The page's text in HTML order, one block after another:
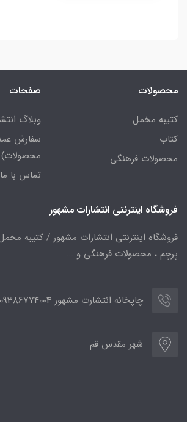
محصولات
کتیبه مخمل
کتاب
محصولات فرهنگی
صفحات
وبلاگ
سفارش
محصولات)
تماس با ما
فروشگاه اینترنتی انتشارات مشهور
فروشگاه اینترنتی انتشارات مشهور / کتیبه
پرچم ، محصولات فرهنگی و ...
چاپخانه انتشارت مشهور 09386774004
شهر مقدس قم